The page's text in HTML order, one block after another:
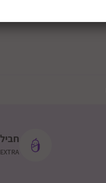
EXTRA הנחות!